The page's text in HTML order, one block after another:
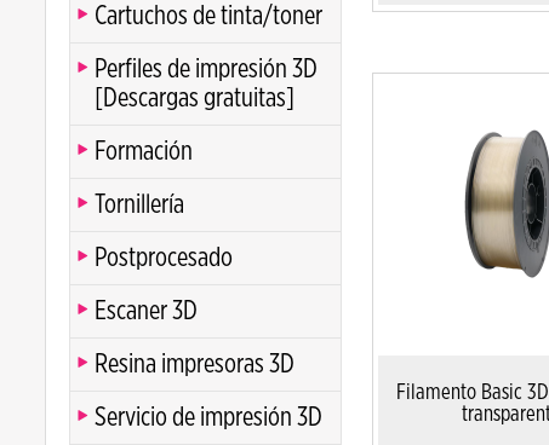
Cartuchos de tinta/toner
Perfiles de impresión 3D
[Descargas gratuitas]
Formación
Tornillería
Postprocesado
Escaner 3D
Resina impresoras 3D
Servicio de impresión 3D
Filamento Basic 3D